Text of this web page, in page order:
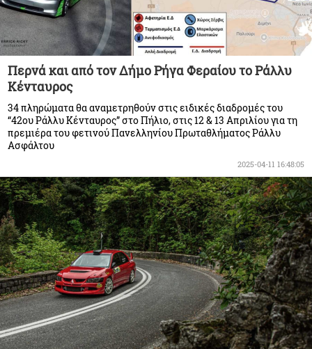
Περνά και από τον Δήμο Ρήγα Φεραίου το Ράλλυ
Κένταυρος
34 πληρώματα θα αναμετρηθούν στις ειδικές διαδρομές του
“42ου Ράλλυ Κένταυρος” στο Πήλιο, στις 12 & 13 Απριλίου για τη
πρεμιέρα του φετινού Πανελληνίου Πρωταθλήματος Ράλλυ
Ασφάλτου
2025-04-11 16:48:05